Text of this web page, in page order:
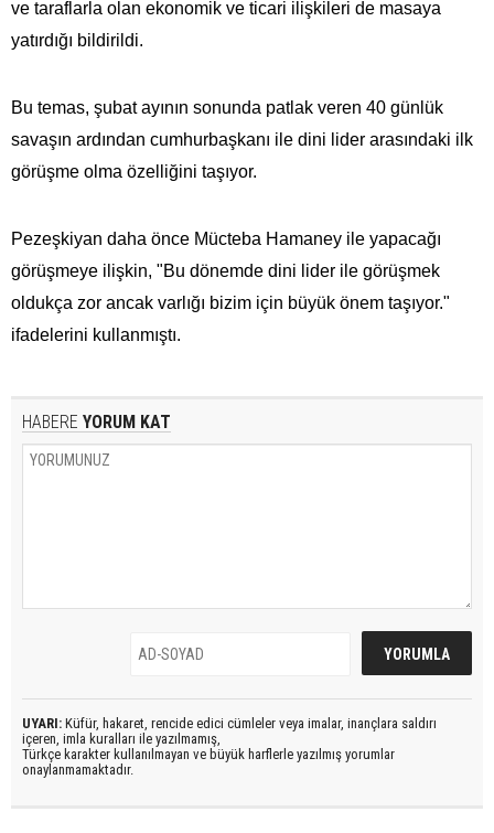
ve taraflarla olan ekonomik ve ticari ilişkileri de masaya
yatırdığı bildirildi.
Bu temas, şubat ayının sonunda patlak veren 40 günlük
savaşın ardından cumhurbaşkanı ile dini lider arasındaki ilk
görüşme olma özelliğini taşıyor.
Pezeşkiyan daha önce Mücteba Hamaney ile yapacağı
görüşmeye ilişkin, "Bu dönemde dini lider ile görüşmek
oldukça zor ancak varlığı bizim için büyük önem taşıyor."
ifadelerini kullanmıştı.
HABERE YORUM KAT
UYARI: Küfür, hakaret, rencide edici cümleler veya imalar, inançlara saldırı
içeren, imla kuralları ile yazılmamış,
Türkçe karakter kullanılmayan ve büyük harflerle yazılmış yorumlar
onaylanmamaktadır.